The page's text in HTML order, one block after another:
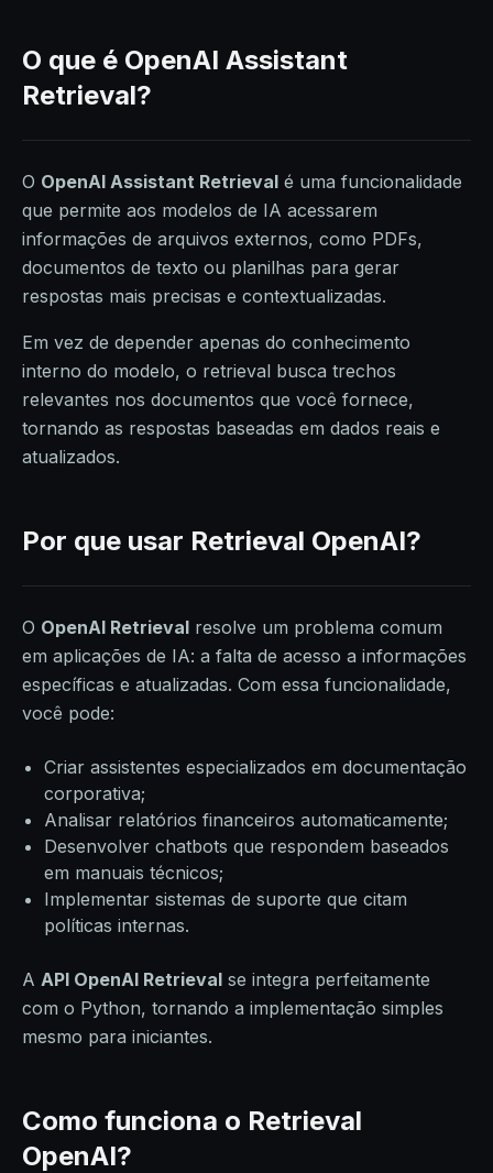
O que é OpenAI Assistant
Retrieval?
O OpenAI Assistant Retrieval é uma funcionalidade
que permite aos modelos de IA acessarem
informações de arquivos externos, como PDFs,
documentos de texto ou planilhas para gerar
respostas mais precisas e contextualizadas.
Em vez de depender apenas do conhecimento
interno do modelo, o retrieval busca trechos
relevantes nos documentos que você fornece,
tornando as respostas baseadas em dados reais e
atualizados.
Por que usar Retrieval OpenAI?
O OpenAI Retrieval resolve um problema comum
em aplicações de IA: a falta de acesso a informações
específicas e atualizadas. Com essa funcionalidade,
você pode:
Criar assistentes especializados em documentação
corporativa;
Analisar relatórios financeiros automaticamente;
Desenvolver chatbots que respondem baseados
em manuais técnicos;
Implementar sistemas de suporte que citam
políticas internas.
A API OpenAI Retrieval se integra perfeitamente
com o Python, tornando a implementação simples
mesmo para iniciantes.
Como funciona o Retrieval
OpenAI?